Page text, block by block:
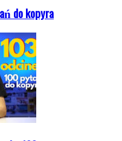
do kopyra